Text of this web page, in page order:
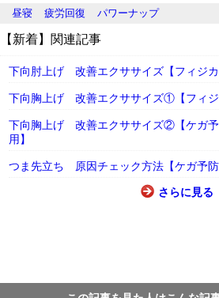
昼寝 疲労回復 パワーナップ
【新着】関連記事
下向肘上げ 改善エクササイズ【フィジカ
下向胸上げ 改善エクササイズ①【フィジ
下向胸上げ 改善エクササイズ②【ケガ予
用】
つま先立ち 原因チェック方法【ケガ予防
さらに見る